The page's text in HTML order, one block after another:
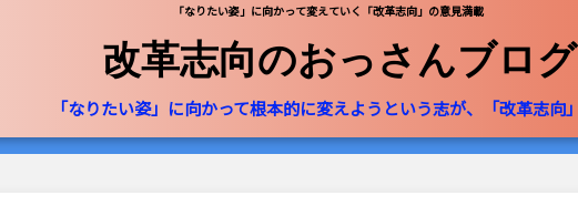
「なりたい姿」に向かって変えていく「改革志向」の意見満載
改革志向のおっさんブログ
「なりたい姿」に向かって根本的に変えようという志が、「改革志向」